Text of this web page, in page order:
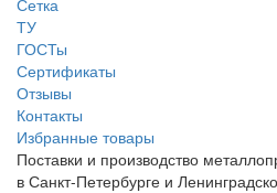
ТУ
ГОСТы
Сертификаты
Отзывы
Контакты
Избранные товары
Поставки и производство
в Санкт-Петербурге и